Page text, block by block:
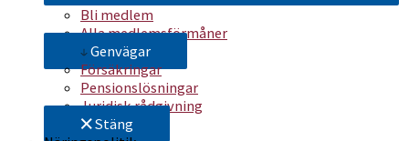
Bli medlem
Alla medlemsförmåner
Genvägar
Försäkringar
Pensionslösningar
Juridisk rådgivning
Stäng